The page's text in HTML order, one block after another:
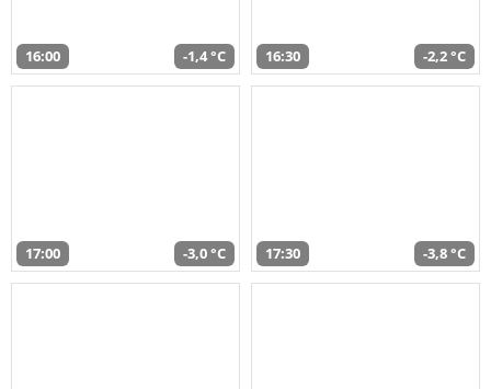
16:00 -1,4 °C 16:30 -2,2 °C
17:00 -3,0 °C 17:30 -3,8 °C